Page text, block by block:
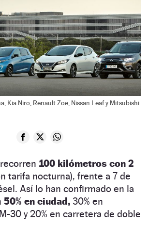
Kia Niro, Renault Zoe, Nissan Leaf y Mitsubishi
100 kilómetros con 2
tarifa nocturna), frente a 7 de
Así lo han confirmado en la
50% en ciudad, 30% en
30 y 20% en carretera de doble